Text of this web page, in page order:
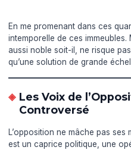
En me promenant dans ces
intemporelle de ces immeubles.
aussi noble soit-il, ne risque
qu’une solution de grande
Les Voix de
Controversé
L’opposition ne mâche pas
est un caprice politique, une